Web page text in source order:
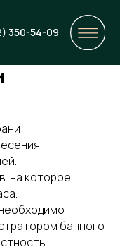
на которое
банного